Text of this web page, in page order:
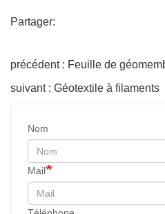
Partager:
précédent : Feuille de
suivant : Géotextile à filaments
Nom
Mail